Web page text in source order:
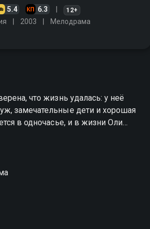
5.4 6.3 12+
2003 Мелодрама
что жизнь удалась: у неё
замечательные дети и хорошая
в одночасье, и в жизни Оли
тяжёлых испытаний. Теперь
4 сезон сериала Всегда говори
совершенно бесплатно в